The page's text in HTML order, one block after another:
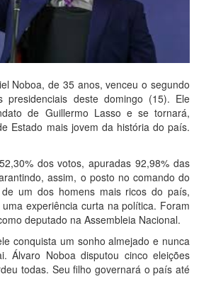
Noboa, de 35 anos, venceu o segundo
presidenciais deste domingo (15). Ele
de Guillermo Lasso e se tornará,
Estado mais jovem da história do país.
dos votos, apuradas 92,98% das
assim, o posto no comando do
um dos homens mais ricos do país,
experiência curta na política. Foram
deputado na Assembleia Nacional.
conquista um sonho almejado e nunca
Álvaro Noboa disputou cinco eleições
todas. Seu filho governará o país até